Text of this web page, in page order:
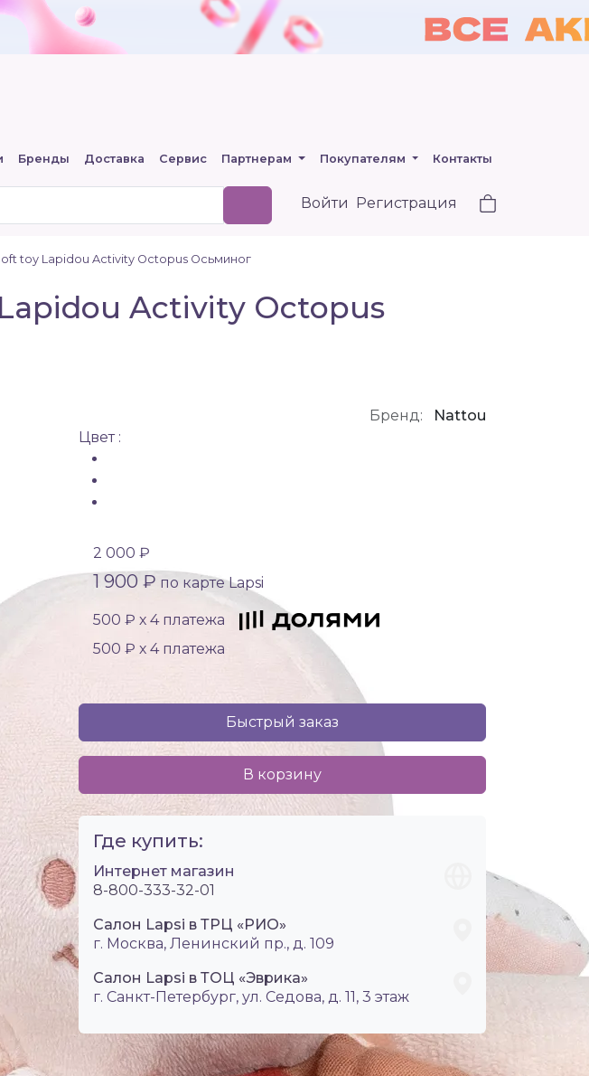
Бренды Доставка Сервис Партнерам Покупателям Контакты
Войти Регистрация
toy Lapidou Activity Octopus Осьминог
Activity Octopus
Бренд:
Nattou
Цвет :
2 000 ₽
1 900 ₽ по карте Lapsi
500 ₽ х 4 платежа
500 ₽ х 4 платежа
Быстрый заказ
В корзину
Где купить:
Интернет магазин
8-800-333-32-01
Салон Lapsi в ТРЦ «РИО»
г. Москва, Ленинский пр., д. 109
Салон Lapsi в ТОЦ «Эврика»
г. Санкт-Петербург, ул. Седова, д. 11, 3 этаж